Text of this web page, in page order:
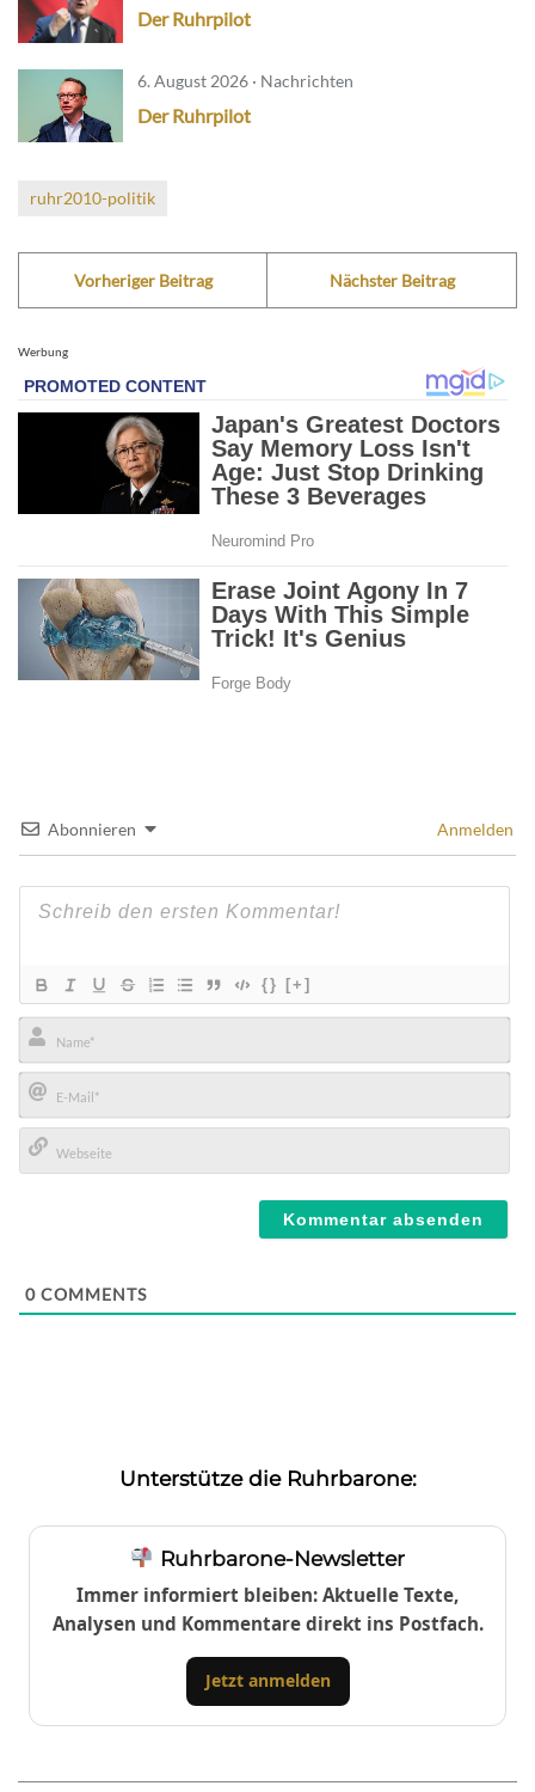
Der Ruhrpilot
6. August 2026 · Nachrichten
Der Ruhrpilot
ruhr2010-politik
Vorheriger Beitrag Nächster Beitrag
Werbung
Abonnieren Anmelden
{} [+]
Name*
E-
Mail*
0 COMMENTS
Unterstütze die Ruhrbarone:
Ruhrbarone-Newsletter
Immer informiert bleiben: Aktuelle Texte,
Analysen und Kommentare direkt ins Postfach.
Jetzt anmelden